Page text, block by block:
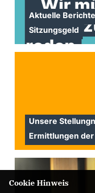
Aktuelle
Sitzungsgeld
Unsere
Ermittlungen
Cookie Hinweis